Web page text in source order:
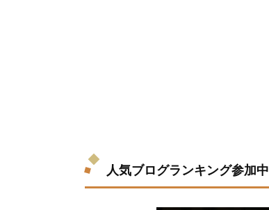
人気ブログランキング参加中